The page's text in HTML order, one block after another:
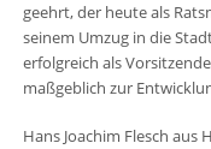
geehrt, der heute als
seinem Umzug in die
erfolgreich als
maßgeblich zur
Hans Joachim Flesch aus